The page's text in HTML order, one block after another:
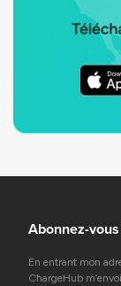
Abonnez-
En entrant mon
ChargeHub